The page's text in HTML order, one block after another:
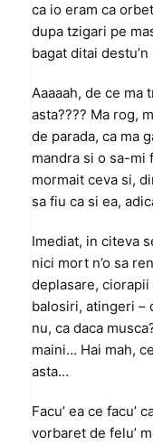
ca io eram ca
dupa tzigari pe
bagat ditai
Aaaaah, de ce ma
asta???? Ma rog,
de parada, ca ma
mandra si o sa-mi
mormait ceva si,
sa fiu ca si ea,
Imediat, in citeva
nici mort n’o sa
deplasare,
balosiri, atingeri –
nu, ca daca
maini… Hai mah,
asta…
Facu’ ea ce facu’
vorbaret de felu’